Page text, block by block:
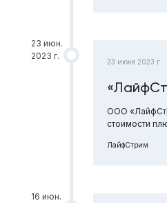
23 июн.
2023 г.
23 июня 2023 г.
ООО
стоимости
ЛайфСтрим
16 июн.